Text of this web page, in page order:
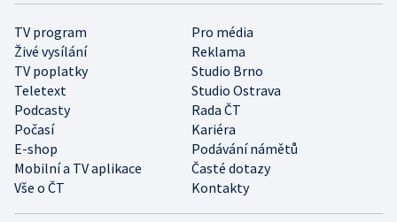
TV program
Pro média
Živé vysílání
Reklama
TV poplatky
Studio Brno
Teletext
Studio Ostrava
Podcasty
Rada ČT
Počasí
Kariéra
E-shop
Podávání námětů
Mobilní a TV aplikace
Časté dotazy
Vše o ČT
Kontakty